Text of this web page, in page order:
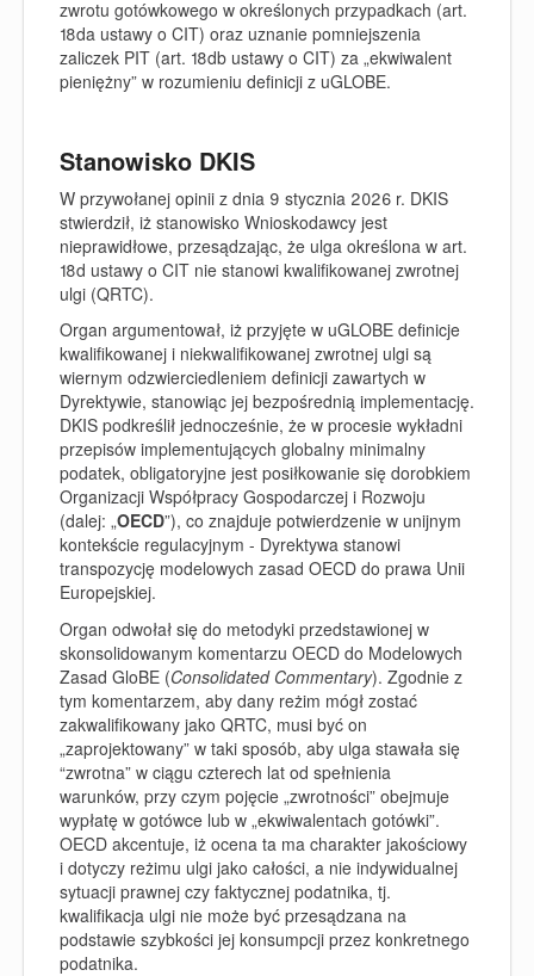
zwrotu gotówkowego w określonych przypadkach (art.
18da ustawy o CIT) oraz uznanie pomniejszenia
zaliczek PIT (art. 18db ustawy o CIT) za „ekwiwalent
pieniężny” w rozumieniu definicji z uGLOBE.
Stanowisko DKIS
W przywołanej opinii z dnia 9 stycznia 2026 r. DKIS
stwierdził, iż stanowisko Wnioskodawcy jest
nieprawidłowe, przesądzając, że ulga określona w art.
18d ustawy o CIT nie stanowi kwalifikowanej zwrotnej
ulgi (QRTC).
Organ argumentował, iż przyjęte w uGLOBE definicje
kwalifikowanej i niekwalifikowanej zwrotnej ulgi są
wiernym odzwierciedleniem definicji zawartych w
Dyrektywie, stanowiąc jej bezpośrednią implementację.
DKIS podkreślił jednocześnie, że w procesie wykładni
przepisów implementujących globalny minimalny
podatek, obligatoryjne jest posiłkowanie się dorobkiem
Organizacji Współpracy Gospodarczej i Rozwoju
(dalej: „OECD”), co znajduje potwierdzenie w unijnym
kontekście regulacyjnym - Dyrektywa stanowi
transpozycję modelowych zasad OECD do prawa Unii
Europejskiej.
Organ odwołał się do metodyki przedstawionej w
skonsolidowanym komentarzu OECD do Modelowych
Zasad GloBE (Consolidated Commentary). Zgodnie z
tym komentarzem, aby dany reżim mógł zostać
zakwalifikowany jako QRTC, musi być on
„zaprojektowany” w taki sposób, aby ulga stawała się
“zwrotna” w ciągu czterech lat od spełnienia
warunków, przy czym pojęcie „zwrotności” obejmuje
wypłatę w gotówce lub w „ekwiwalentach gotówki”.
OECD akcentuje, iż ocena ta ma charakter jakościowy
i dotyczy reżimu ulgi jako całości, a nie indywidualnej
sytuacji prawnej czy faktycznej podatnika, tj.
kwalifikacja ulgi nie może być przesądzana na
podstawie szybkości jej konsumpcji przez konkretnego
podatnika.